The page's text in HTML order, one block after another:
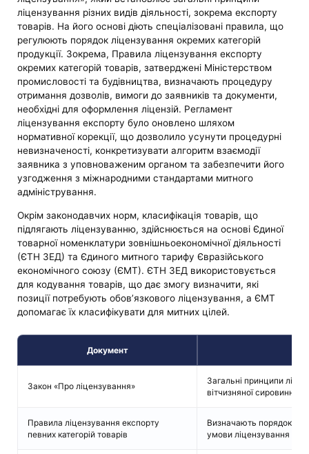
ліцензування різних видів діяльності, зокрема експорту
товарів. На його основі діють спеціалізовані правила, що
регулюють порядок ліцензування окремих категорій
продукції. Зокрема, Правила ліцензування експорту
окремих категорій товарів, затверджені Міністерством
промисловості та будівництва, визначають процедуру
отримання дозволів, вимоги до заявників та документи,
необхідні для оформлення ліцензій. Регламент
ліцензування експорту було оновлено шляхом
нормативної корекції, що дозволило усунути процедурні
невизначеності, конкретизувати алгоритм взаємодії
заявника з уповноваженим органом та забезпечити його
узгодження з міжнародними стандартами митного
адміністрування.
Окрім законодавчих норм, класифікація товарів, що
підлягають ліцензуванню, здійснюється на основі Єдиної
товарної номенклатури зовнішньоекономічної діяльності
(ЄТН ЗЕД) та Єдиного митного тарифу Євразійського
економічного союзу (ЄМТ). ЄТН ЗЕД використовується
для кодування товарів, що дає змогу визначити, які
позиції потребують обов’язкового ліцензування, а ЄМТ
допомагає їх класифікувати для митних цілей.
Документ
Закон «Про ліцензування»
Загальні принципи
вітчизняної сировинної
Правила ліцензування експорту
певних категорій товарів
Визначають порядок
умови ліцензування